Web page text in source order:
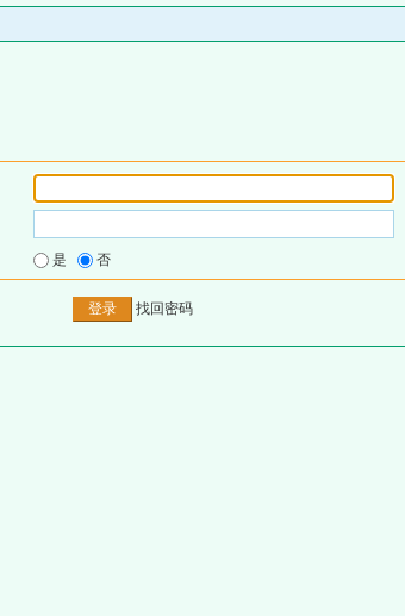
是 否
找回密码